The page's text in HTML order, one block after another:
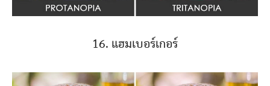
16. แฮมเบอร์เกอร์